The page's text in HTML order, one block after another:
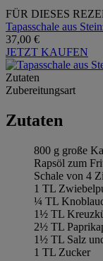
FÜR DIESES
Tapasschale aus
37,00 €
JETZT KAUFEN
Zutaten
Zubereitungsart
Zutaten
800 g große
Rapsöl zum
Schale von 4
1 TL
¼ TL
1½ TL
2½ TL
1½ TL Salz
1 TL Zucker